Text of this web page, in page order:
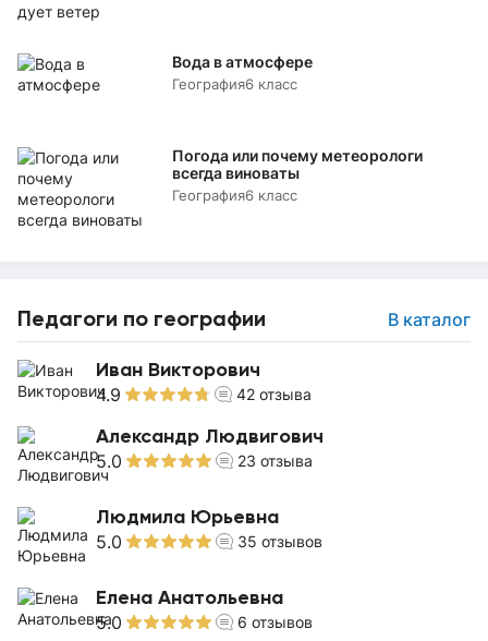
Вода в атмосфере
География6 класс
Погода или почему метеорологи
всегда виноваты
География6 класс
Педагоги по географии В каталог
Иван Викторович
4.9 42 отзыва
Александр Людвигович
5.0 23 отзыва
Людмила Юрьевна
5.0 35 отзывов
Елена Анатольевна
5.0 6 отзывов